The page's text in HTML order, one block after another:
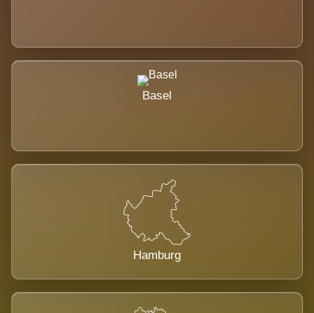
Basel
Hamburg